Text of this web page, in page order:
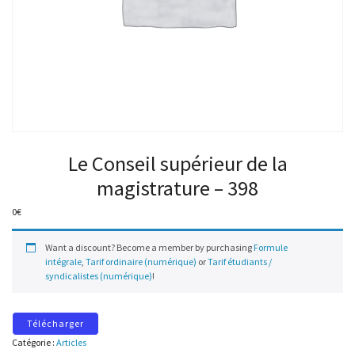
Le Conseil supérieur de la
magistrature – 398
0€
Want a discount? Become a member by purchasing Formule
intégrale, Tarif ordinaire (numérique) orTarif étudiants /
syndicalistes (numérique)!
Télécharger
Catégorie : Articles